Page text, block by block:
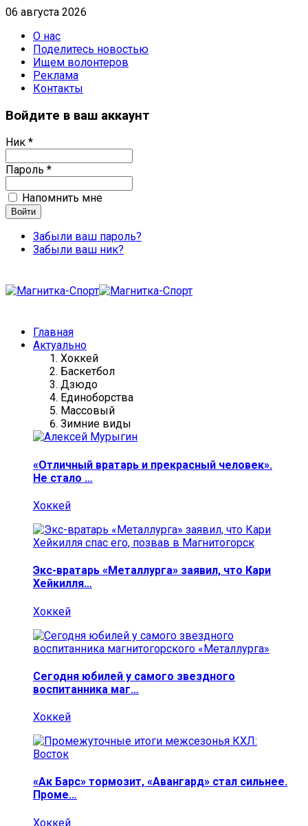
06 августа 2026
О нас
Поделитесь новостью
Ищем волонтеров
Реклама
Контакты
Войдите в ваш аккаунт
Ник *
Пароль *
Напомнить мне
Забыли ваш пароль?
Забыли ваш ник?
Главная
Актуально
Хоккей
Баскетбол
Дзюдо
Единоборства
Массовый
Зимние виды
«Отличный вратарь и прекрасный человек».
Не стало …
Хоккей
Экс-вратарь «Металлурга» заявил, что Кари
Хейкилля…
Хоккей
Сегодня юбилей у самого звездного
воспитанника маг…
Хоккей
«Ак Барс» тормозит, «Авангард» стал сильнее.
Проме…
Хоккей